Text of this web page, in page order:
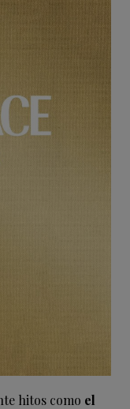
hitos como el